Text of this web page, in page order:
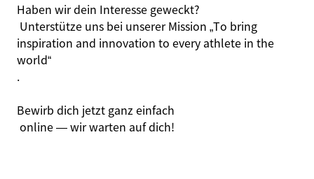
Haben wir dein Interesse geweckt?
Unterstütze uns bei unserer Mission „To bring
inspiration and innovation to every athlete in the
world“
.
Bewirb dich jetzt ganz einfach
online — wir warten auf dich!